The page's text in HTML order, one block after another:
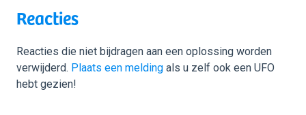
Reacties
Reacties die niet bijdragen aan een oplossing worden
verwijderd. Plaats een melding als u zelf ook een UFO
hebt gezien!